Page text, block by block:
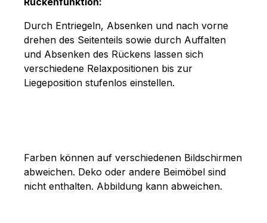
Durch Entriegeln, Absenken und nach vorne
drehen des Seitenteils sowie durch Auffalten
und Absenken des Rückens lassen sich
verschiedene Relaxpositionen bis zur
Liegeposition stufenlos einstellen.
Farben können auf verschiedenen Bildschirmen
abweichen. Deko oder andere Beimöbel sind
nicht enthalten. Abbildung kann abweichen.